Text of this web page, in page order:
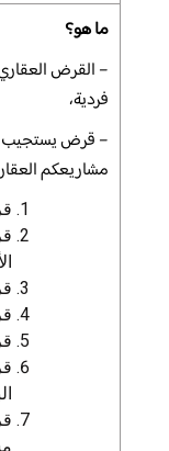
ما هو؟
– القرض
فردية،
– قرض يستجيب
مشاريعكم